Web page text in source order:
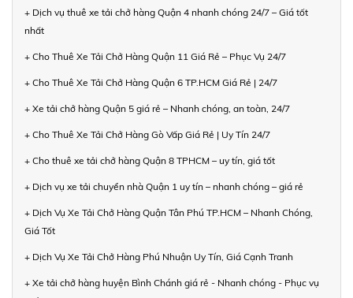
+ Dịch vụ thuê xe tải chở hàng Quận 4 nhanh chóng 24/7 – Giá tốt
nhất
+ Cho Thuê Xe Tải Chở Hàng Quận 11 Giá Rẻ – Phục Vụ 24/7
+ Cho Thuê Xe Tải Chở Hàng Quận 6 TP.HCM Giá Rẻ | 24/7
+ Xe tải chở hàng Quận 5 giá rẻ – Nhanh chóng, an toàn, 24/7
+ Cho Thuê Xe Tải Chở Hàng Gò Vấp Giá Rẻ | Uy Tín 24/7
+ Cho thuê xe tải chở hàng Quận 8 TPHCM – uy tín, giá tốt
+ Dịch vụ xe tải chuyển nhà Quận 1 uy tín – nhanh chóng – giá rẻ
+ Dịch Vụ Xe Tải Chở Hàng Quận Tân Phú TP.HCM – Nhanh Chóng,
Giá Tốt
+ Dịch Vụ Xe Tải Chở Hàng Phú Nhuận Uy Tín, Giá Cạnh Tranh
+ Xe tải chở hàng huyện Bình Chánh giá rẻ - Nhanh chóng - Phục vụ